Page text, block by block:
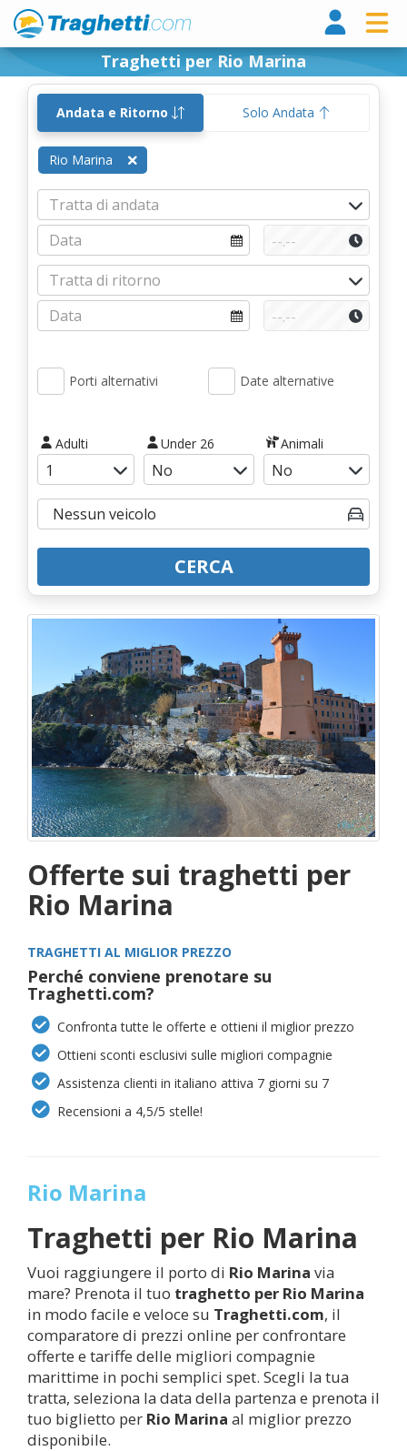
Traghetti per Rio Marina
Andata e Ritorno Solo Andata
Rio Marina
Porti alternativi Date alternative
Adulti Under 26 Animali
CERCA
Offerte sui traghetti per
Rio Marina
TRAGHETTI AL MIGLIOR PREZZO
Perché conviene prenotare su
Traghetti.com?
Confronta tutte le offerte e ottieni il miglior prezzo
Ottieni sconti esclusivi sulle migliori compagnie
Assistenza clienti in italiano attiva 7 giorni su 7
Recensioni a 4,5/5 stelle!
Rio Marina
Traghetti per Rio Marina
Vuoi raggiungere il porto di Rio Marina via
mare? Prenota il tuo traghetto per Rio Marina
in modo facile e veloce su Traghetti.com, il
comparatore di prezzi online per confrontare
offerte e tariffe delle migliori compagnie
marittime in pochi semplici spet. Scegli la tua
tratta, seleziona la data della partenza e prenota il
tuo biglietto per Rio Marina al miglior prezzo
disponibile.